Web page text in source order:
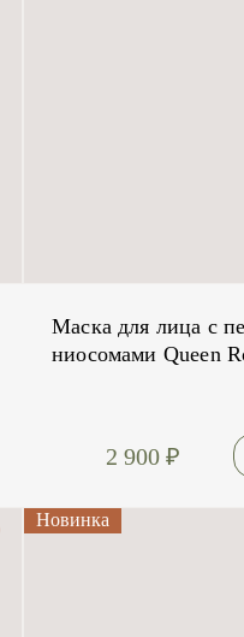
Маска для лица с
ниосомами Queen
2 900 ₽
Новинка